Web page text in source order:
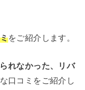
をご紹介します。
れなかった、リバ
口コミをご紹介し